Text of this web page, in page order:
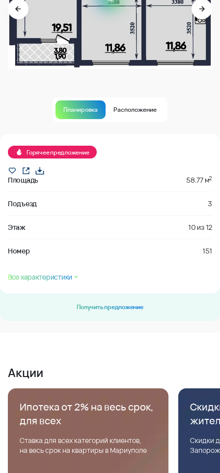
Планировка Расположение
Горячее предложение
Площадь 58.77 м2
Подъезд 3
Этаж 10 из12
Номер 151
Все характеристики
Получить предложение
Акции
Ипотека от 2% на весь срок,
для всех
Ставка для всех категорий клиентов,
на весь срок на квартиры в Мариуполе
Скидки